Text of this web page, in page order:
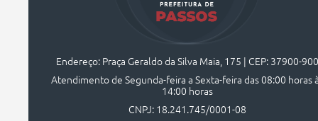
Endereço: Praça Geraldo da Silva Maia, 175 | CEP: 37900-900
Atendimento de Segunda-feira a Sexta-feira das 08:00 horas
14:00 horas
CNPJ: 18.241.745/0001-08